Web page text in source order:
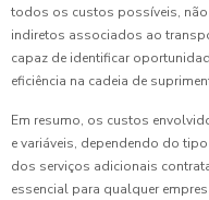
todos os custos possíveis,
indiretos associados ao
capaz de identificar
eficiência na cadeia de
Em resumo, os custos
e variáveis, dependendo do
dos serviços adicionais
essencial para qualquer